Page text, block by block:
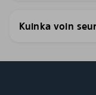
Kuinka voin